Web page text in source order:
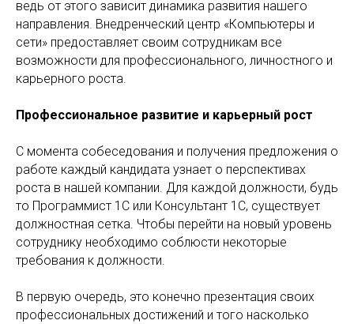
ведь от этого зависит динамика развития нашего
направления. Внедренческий центр «Компьютеры и
сети» предоставляет своим сотрудникам все
возможности для профессионального, личностного и
карьерного роста.
Профессиональное развитие и карьерный рост
С момента собеседования и получения предложения о
работе каждый кандидата узнает о перспективах
роста в нашей компании. Для каждой должности, будь
то Программист 1С или Консультант 1С, существует
должностная сетка. Чтобы перейти на новый уровень
сотруднику необходимо соблюсти некоторые
требования к должности.
В первую очередь, это конечно презентация своих
профессиональных достижений и того насколько